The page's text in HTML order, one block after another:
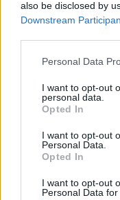
also be disclosed by
Downstream
Personal Data
I want to opt-out
personal data.
Opted In
I want to opt-out
Personal Data.
Opted In
I want to opt-out
Personal Data for
Esim for Global
Esim for USA|